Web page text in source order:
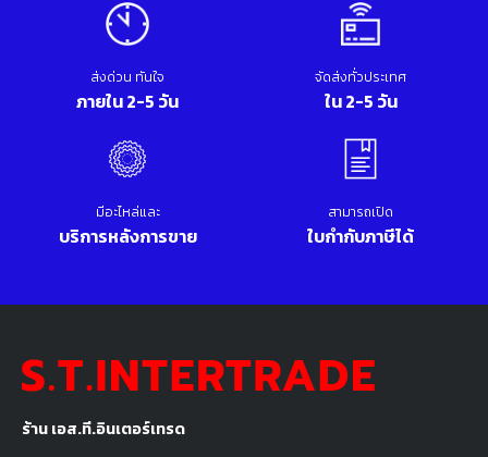
ร้าน เอส.ที.อินเตอร์เทรด
ส่งด่วน ทันใจ
ภายใน 2-5 วัน
จัดส่งทั่วประเทศ
ใน 2-5 วัน
มีอะไหล่และ
บริการหลังการขาย
สามารถเปิด
ใบกำกับภาษีได้